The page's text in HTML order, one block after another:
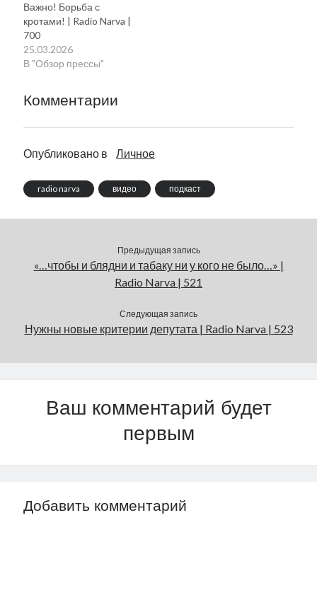
Важно! Борьба с
кротами! | Radio Narva |
700
25.03.2026
В "Обзор прессы"
Комментарии
Опубликовано в Личное
radio narva видео подкаст
Предыдущая запись
«…чтобы и блядни и табаку ни у кого не было…» |
Radio Narva | 521
Следующая запись
Нужны новые критерии депутата | Radio Narva | 523
Ваш комментарий будет
первым
Добавить комментарий